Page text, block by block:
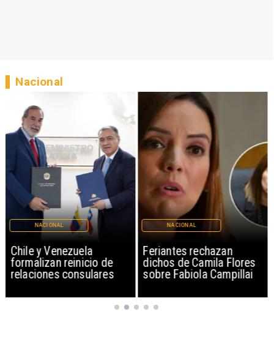
Chile y Venezuela
formalizan reinicio de
relaciones consulares
NACIONAL
Feriantes rechazan
dichos de Camila Flores
sobre Fabiola Campillai
NACIONAL
Nacional